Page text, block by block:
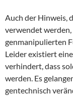
Auch der Hinweis,
verwendet
genmanipulierten
Leider existiert
verhindert, dass
werden. Es
gentechnisch